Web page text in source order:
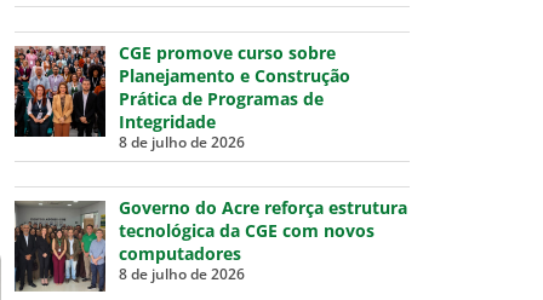
CGE promove curso sobre
Planejamento e Construção
Prática de Programas de
Integridade
8 de julho de 2026
Governo do Acre reforça estrutura
tecnológica da CGE com novos
computadores
8 de julho de 2026